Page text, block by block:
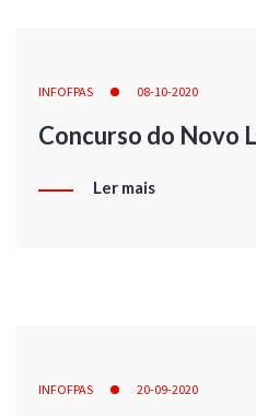
INFOFPAS 08-10-2020
Concurso do Novo
Ler mais
INFOFPAS 20-09-2020